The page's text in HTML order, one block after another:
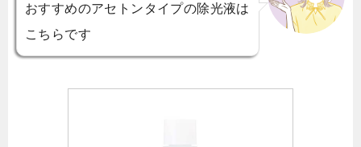
おすすめのアセトンタイプの除光液は
こちらです